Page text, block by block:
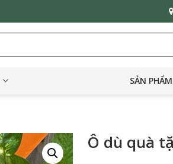
SẢN
Ô dù quà